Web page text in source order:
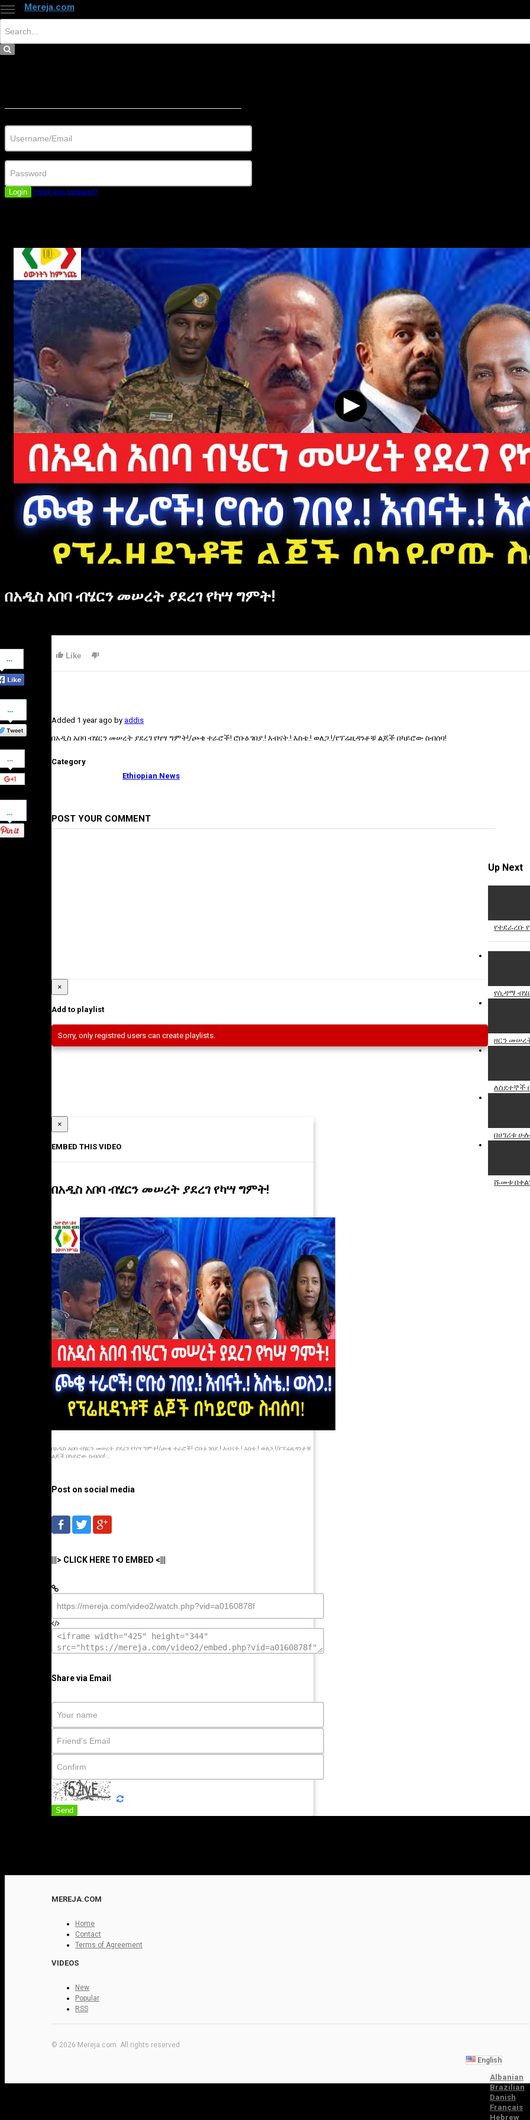
Mereja.com
Login Forgot your password?
በአዲስ አበባ ብሄርን መሠረት ያደረገ የካሣ ግምት!
on
Facebook
Share
on
Twitter
Share
on
Google+
Pinterest
Like
Added 1 year ago by addis
በአዲስ አበባ ብሄርን መሠረት ያደረገ የካሣ ግምት!/ጮቄ ተራሮች! ሮቡዕ ገበያ.! እብናት.! እስቴ.! ወለጋ.!/የፕሬዚዳንቶቹ ልጆች በካይሮው ስብሰባ!
Category
Ethiopian News
POST YOUR COMMENT
Up Next
የተደራረቡ
የሲዳማ
ዘርን
ለስደተኞች
በሀገሪቱ
ሹመቱ
Report
×
Add to playlist
Sorry, only registred users can create playlists.
×
EMBED THIS VIDEO
በአዲስ አበባ ብሄርን መሠረት ያደረገ የካሣ ግምት!
በአዲስ አበባ ብሄርን መሠረት ያደረገ የካሣ ግምት!/ጮቄ ተራሮች! ሮቡዕ ገበያ.! እብናት.! እስቴ.! ወለጋ.!/የፕሬዚዳንቶቹ
ልጆች በካይሮው ስብሰባ!...
Post on social media
|||> CLICK HERE TO EMBED <|||
Share via Email
Send
MEREJA.COM
Home
Contact
Terms of Agreement
VIDEOS
New
Popular
RSS
© 2026 Mereja.com. All rights reserved
English
Albanian
Brazilian
Danish
Français
Hebrew